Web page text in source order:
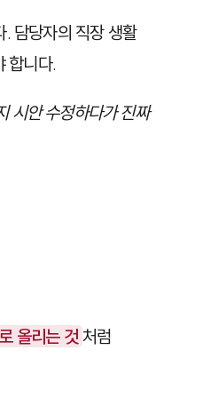
. 담당자의 직장 생활
합니다.
시안 수정하다가 진짜
올리는 것 처럼